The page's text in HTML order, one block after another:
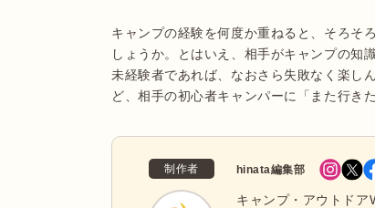
キャンプの経験を何度か重ねると、そろそ
しょうか。とはいえ、相手がキャンプの知
未経験者であれば、なおさら失敗なく楽し
ど、相手の初心者キャンパーに「また行き
制作者 hinata編集部
キャンプ・アウトド